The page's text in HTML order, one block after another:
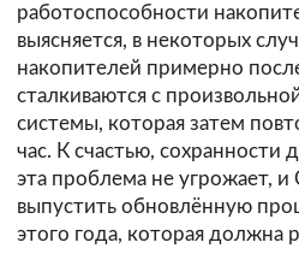
работоспособности
выясняется, в некоторых
накопителей примерно
сталкиваются с
системы, которая затем
час. К счастью, сохранности
эта проблема не угрожает, и
выпустить обновлённую
этого года, которая должна